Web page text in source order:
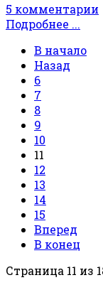
5 комментарии
Подробнее ...
В начало
Назад
6
7
8
9
10
11
12
13
14
15
Вперед
В конец
Страница 11 из